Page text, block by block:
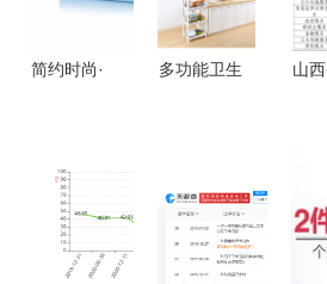
简约时尚·
收纳箱 家
用多功能整
理之选
多功能卫生
山
护
益